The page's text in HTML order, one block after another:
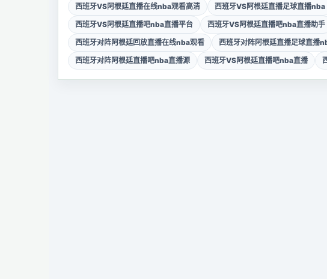
西班牙VS阿根廷直播在线nba观看高清
西班牙VS阿根廷直播足球直播nba
西班牙VS阿根廷直播吧nba直播平台
西班牙VS阿根廷直播吧nba直播助手
西班牙对阵阿根廷回放直播在线nba观看
西班牙对阵阿根廷直播足球直播
西班牙对阵阿根廷直播吧nba直播源
西班牙VS阿根廷直播吧nba直播